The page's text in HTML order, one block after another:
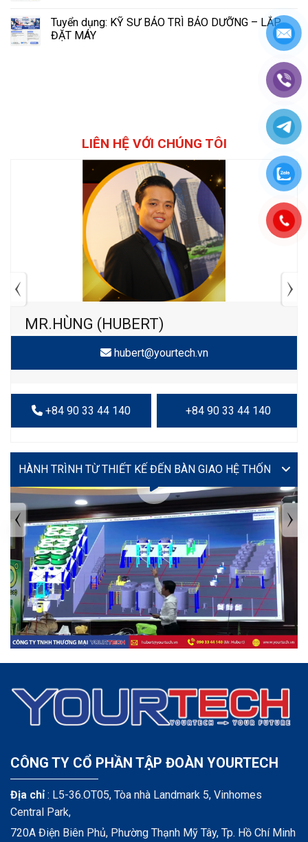
Tuyển dụng: KỸ SƯ BẢO TRÌ BẢO DƯỠNG – LẮP
ĐẶT MÁY
LIÊN HỆ VỚI CHÚNG TÔI
MR.HÙNG (HUBERT)
hubert@yourtech.vn
+84 90 33 44 140 +84 90 33 44 140
VIDEO
TIN TỨC MỚI NHẤT
Tuyển dụng: Nhân viên KẾ TOÁN
CÔNG TY CỔ PHẦN TẬP ĐOÀN YOURTECH
Địa chỉ: L5-36.OT05, Tòa nhà Landmark 5, Vinhomes
Central Park,
720A Điện Biên Phủ, Phường Thạnh Mỹ Tây, Tp. Hồ Chí Minh